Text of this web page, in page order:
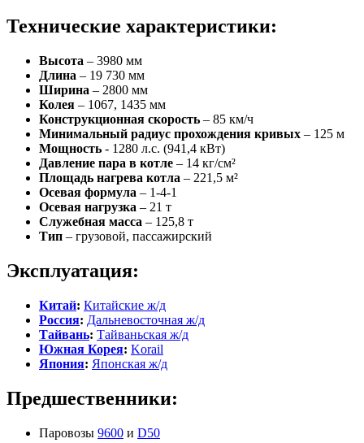
Технические характеристики:
Высота – 3980 мм
Длина – 19 730 мм
Ширина – 2800 мм
Колея – 1067, 1435 мм
Конструкционная скорость – 85 км/ч
Минимальный радиус прохождения кривых – 125 м
Мощность - 1280 л.с. (941,4 кВт)
Давление пара в котле – 14 кг/см²
Площадь нагрева котла – 221,5 м²
Осевая формула – 1-4-1
Осевая нагрузка – 21 т
Служебная масса – 125,8 т
Тип – грузовой, пассажирский
Эксплуатация:
Китай: Китайские ж/д
Россия: Дальневосточная ж/д
Тайвань: Тайваньская ж/д
Южная Корея: Korail
Япония: Японская ж/д
Предшественники:
Паровозы 9600 и D50